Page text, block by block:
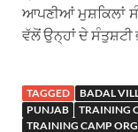
ਆਪਣੀਆਂ ਮੁਸ਼ਕਿਲਾਂ
ਵੱਲੋਂ ਉਨ੍ਹਾਂ ਦੇ
TAGGED BADAL
PUNJAB
TRAINING
TRAINING CAMP